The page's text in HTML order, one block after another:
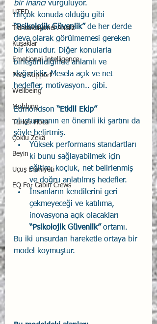
UTED
Transaksiyonel Analiz
Kuşaklar
Emotional Intelligence
Peer Support
Wellbeing
Mobbing
Türker Hoca
Çoklu Zekâ
Beyin
Uçuş Emniyeti
EQ For Cabin Crews
bir inancı vurguluyor.
Birçok konuda olduğu gibi
“Psikolojik Güvenlik” de her derde
deva olarak görülmemesi gereken
bir konudur. Diğer konularla
birleştirildiğinde anlamlı ve
değerlidir. Mesela açık ve net
hedefler, motivasyon.. gibi.
Edmondson “Etkili Ekip”
oluşturmanın en önemli iki şartını da
şöyle belirtmiş.
Yüksek performans standartları
ki bunu sağlayabilmek için
eğitim, koçluk, net belirlenmiş
ve doğru anlatılmış hedefler.
İnsanların kendilerini geri
çekmeyeceği ve katılıma,
inovasyona açık olacakları
“Psikolojik Güvenlik” ortamı.
Bu iki unsurdan hareketle ortaya bir
model koymuştur.